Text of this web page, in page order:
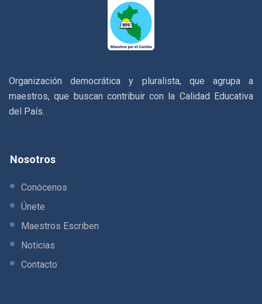
Organización democrática y pluralista, que agrupa a
maestros, que buscan contribuir con la Calidad Educativa
del País.
Nosotros
Conócenos
Únete
Maestros Escriben
Noticias
Contacto